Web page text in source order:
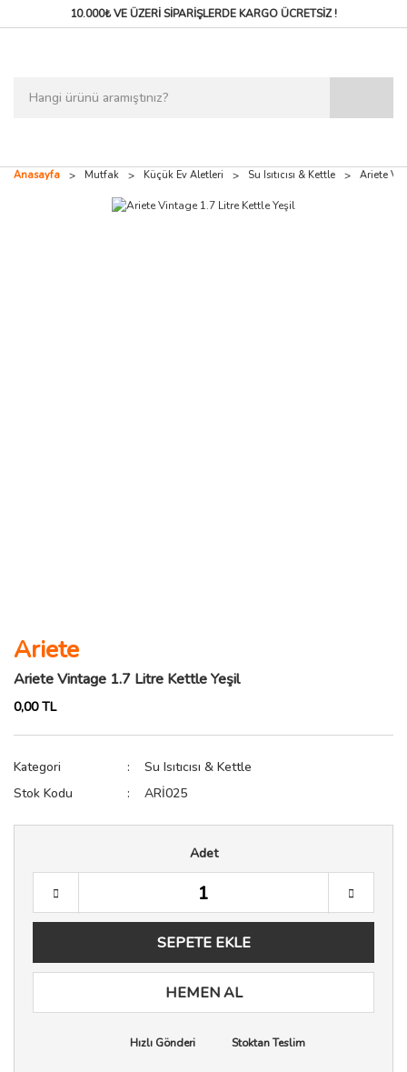
10.000₺ VE ÜZERİ SİPARİŞLERDEKARGO ÜCRETSİZ !
Anasayfa Mutfak Küçük Ev Aletleri Su Isıtıcısı & Kettle Ariete
Ariete
Ariete Vintage 1.7 Litre Kettle Yeşil
0,00 TL
Kategori
Su Isıtıcısı & Kettle
Stok Kodu
ARİ025
Adet
SEPETE EKLE
HEMEN AL
Hızlı Gönderi Stoktan Teslim